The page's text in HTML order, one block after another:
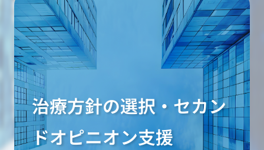
治療方針の選択・セカン
ドオピニオン支援